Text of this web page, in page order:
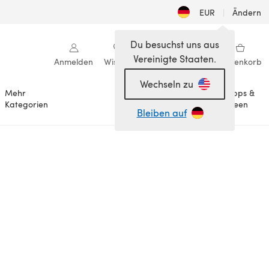
EUR | Ändern
Anmelden Wishlist Meine Bibliothek Warenkorb
Mehr
Kategorien
Anlässe
Tipps &
Ideen
Du besuchst uns aus
Vereinigte Staaten.
Wechseln zu
Bleiben auf